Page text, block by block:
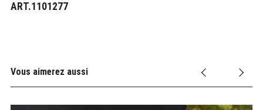
ART.1101277
Vous aimerez aussi